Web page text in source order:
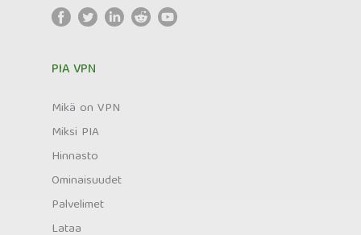
PIA VPN
Mikä on VPN
Miksi PIA
Hinnasto
Ominaisuudet
Palvelimet
Lataa